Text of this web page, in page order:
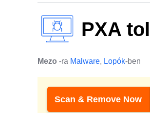
PXA
Mezo -ra Malware, Lopók-ben
Scan & Remove Now